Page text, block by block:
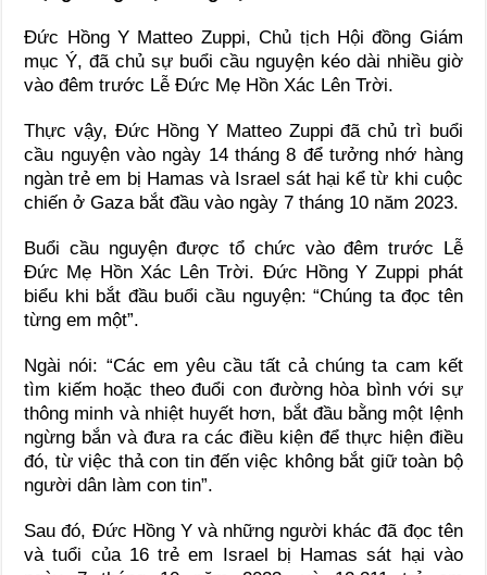
Đức Hồng Y Matteo Zuppi, Chủ tịch Hội đồng Giám
mục Ý, đã chủ sự buổi cầu nguyện kéo dài nhiều giờ
vào đêm trước Lễ Đức Mẹ Hồn Xác Lên Trời.
Thực vậy, Đức Hồng Y Matteo Zuppi đã chủ trì buổi
cầu nguyện vào ngày 14 tháng 8 để tưởng nhớ hàng
ngàn trẻ em bị Hamas và Israel sát hại kể từ khi cuộc
chiến ở Gaza bắt đầu vào ngày 7 tháng 10 năm 2023.
Buổi cầu nguyện được tổ chức vào đêm trước Lễ
Đức Mẹ Hồn Xác Lên Trời. Đức Hồng Y Zuppi phát
biểu khi bắt đầu buổi cầu nguyện: “Chúng ta đọc tên
từng em một”.
Ngài nói: “Các em yêu cầu tất cả chúng ta cam kết
tìm kiếm hoặc theo đuổi con đường hòa bình với sự
thông minh và nhiệt huyết hơn, bắt đầu bằng một lệnh
ngừng bắn và đưa ra các điều kiện để thực hiện điều
đó, từ việc thả con tin đến việc không bắt giữ toàn bộ
người dân làm con tin”.
Sau đó, Đức Hồng Y và những người khác đã đọc tên
và tuổi của 16 trẻ em Israel bị Hamas sát hại vào